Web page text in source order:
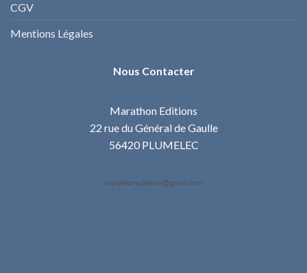
CGV
Mentions Légales
Nous Contacter
Marathon Editions
22 rue du Général de Gaulle
56420 PLUMELEC